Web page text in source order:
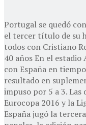
Portugal se quedó
el tercer título de su
todos con Cristiano
40 años En el
con España en
resultado en
impuso por 5 a 3.
Eurocopa 2016 y la
España jugó la